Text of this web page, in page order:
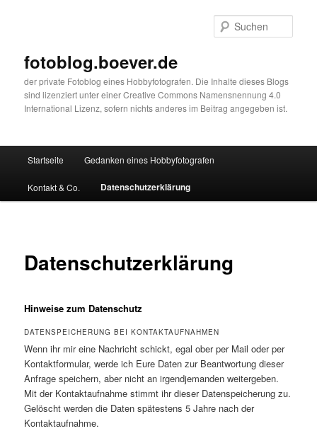
fotoblog.boever.de
der private Fotoblog eines Hobbyfotografen. Die Inhalte dieses Blogs
sind lizenziert unter einer Creative Commons Namensnennung 4.0
International Lizenz, sofern nichts anderes im Beitrag angegeben ist.
Startseite Gedanken eines Hobbyfotografen
Kontakt & Co. Datenschutzerklärung
Datenschutzerklärung
Hinweise zum Datenschutz
DATENSPEICHERUNG BEI KONTAKTAUFNAHMEN
Wenn ihr mir eine Nachricht schickt, egal ober per Mail oder per
Kontaktformular, werde ich Eure Daten zur Beantwortung dieser
Anfrage speichern, aber nicht an irgendjemanden weitergeben.
Mit der Kontaktaufnahme stimmt ihr dieser Datenspeicherung zu.
Gelöscht werden die Daten spätestens 5 Jahre nach der
Kontaktaufnahme.